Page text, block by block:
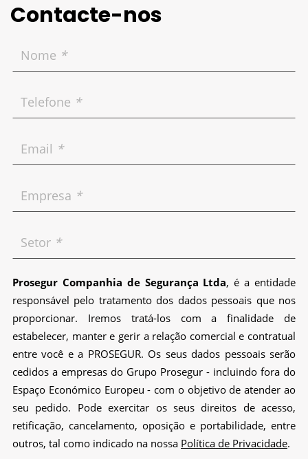
Contacte-nos
Nome *
Telefone *
Email *
Empresa *
Setor *
Prosegur Companhia de Segurança Ltda, é a entidade
responsável pelo tratamento dos dados pessoais que nos
proporcionar. Iremos tratá-los com a finalidade de
estabelecer, manter e gerir a relação comercial e contratual
entre você e a PROSEGUR. Os seus dados pessoais serão
cedidos a empresas do Grupo Prosegur - incluindo fora do
Espaço Económico Europeu - com o objetivo de atender ao
seu pedido. Pode exercitar os seus direitos de acesso,
retificação, cancelamento, oposição e portabilidade, entre
outros, tal como indicado na nossa Política de Privacidade.